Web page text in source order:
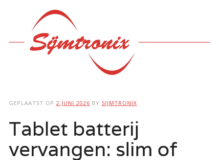
Hoofdmenu
GEPLAATST OP 2 JUNI 2026 BY SIJMTRONIX
Tablet batterij
vervangen: slim of